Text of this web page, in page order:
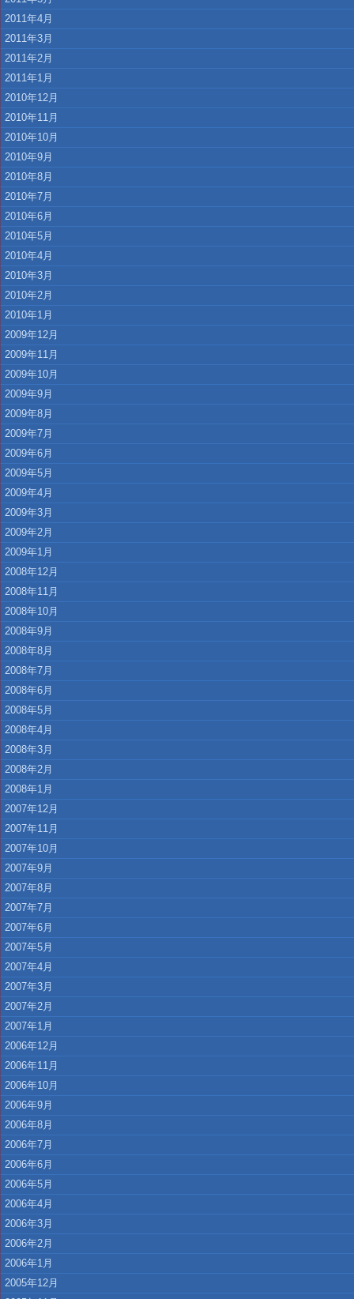
2011年4月
2011年3月
2011年2月
2011年1月
2010年12月
2010年11月
2010年10月
2010年9月
2010年8月
2010年7月
2010年6月
2010年5月
2010年4月
2010年3月
2010年2月
2010年1月
2009年12月
2009年11月
2009年10月
2009年9月
2009年8月
2009年7月
2009年6月
2009年5月
2009年4月
2009年3月
2009年2月
2009年1月
2008年12月
2008年11月
2008年10月
2008年9月
2008年8月
2008年7月
2008年6月
2008年5月
2008年4月
2008年3月
2008年2月
2008年1月
2007年12月
2007年11月
2007年10月
2007年9月
2007年8月
2007年7月
2007年6月
2007年5月
2007年4月
2007年3月
2007年2月
2007年1月
2006年12月
2006年11月
2006年10月
2006年9月
2006年8月
2006年7月
2006年6月
2006年5月
2006年4月
2006年3月
2006年2月
2006年1月
2005年12月